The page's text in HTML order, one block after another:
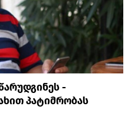
-
პატიმრობას